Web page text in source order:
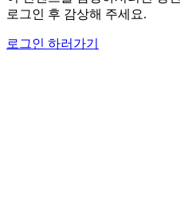
로그인 후 감상해 주세요.
로그인 하러가기